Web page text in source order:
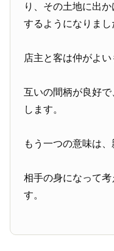
り、その土地に出
するようになりまし
店主と客は仲がよい
互いの間柄が良好
します。
もう一つの意味は、
相手の身になって
す。